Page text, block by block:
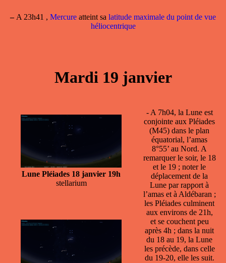
–A 23h41 , Mercure atteint sa latitude maximale du point de vue
héliocentrique
Mardi 19 janvier
Lune Pléiades 18 janvier 19h
stellarium
- A 7h04, la Lune est
conjointe aux Pléiades
(M45) dans le plan
équatorial, l’amas
8°55’ au Nord. A
remarquer le soir, le 18
et le 19 ; noter le
déplacement de la
Lune par rapport à
l’amas et à Aldébaran ;
les Pléiades culminent
aux environs de 21h,
et se couchent peu
après 4h ; dans la nuit
du 18 au 19, la Lune
les précède, dans celle
du 19-20, elle les suit.